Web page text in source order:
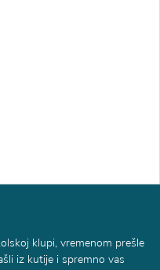
klupi, vremenom prešle
iz kutije i spremno vas